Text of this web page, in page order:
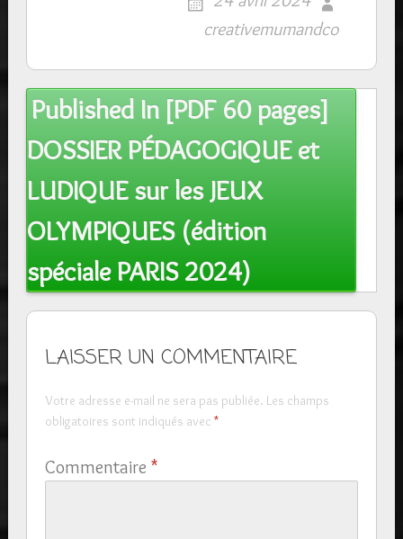
creativemumandco
Post
navigation
Published In [PDF 60 pages]
DOSSIER PÉDAGOGIQUE et
LUDIQUE sur les JEUX
OLYMPIQUES (édition
spéciale PARIS 2024)
LAISSER UN COMMENTAIRE
Votre adresse e-mail ne sera pas publiée. Les champs
obligatoires sont indiqués avec *
Commentaire *